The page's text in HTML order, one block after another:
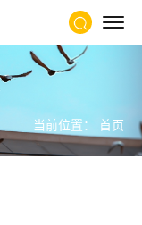
当前位置： 首页